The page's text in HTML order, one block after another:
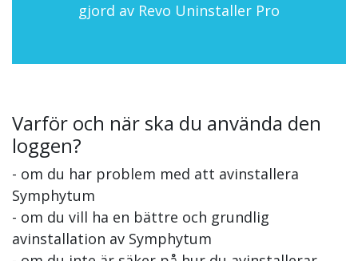
gjord av Revo Uninstaller Pro
Varför och när ska du använda den
loggen?
- om du har problem med att avinstallera
Symphytum
- om du vill ha en bättre och grundlig
avinstallation av Symphytum